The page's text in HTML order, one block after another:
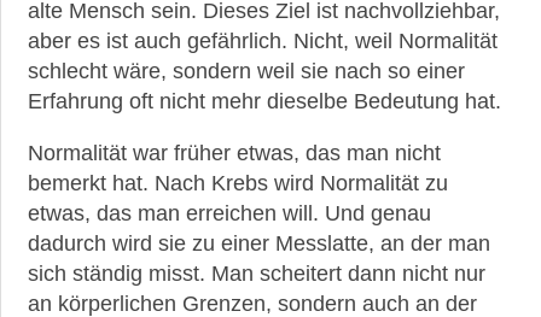
alte Mensch sein. Dieses Ziel ist nachvollziehbar,
aber es ist auch gefährlich. Nicht, weil Normalität
schlecht wäre, sondern weil sie nach so einer
Erfahrung oft nicht mehr dieselbe Bedeutung hat.
Normalität war früher etwas, das man nicht
bemerkt hat. Nach Krebs wird Normalität zu
etwas, das man erreichen will. Und genau
dadurch wird sie zu einer Messlatte, an der man
sich ständig misst. Man scheitert dann nicht nur
an körperlichen Grenzen, sondern auch an der